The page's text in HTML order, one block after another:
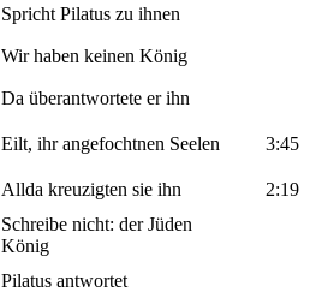
Spricht Pilatus zu ihnen
Wir haben keinen König
Da überantwortete er ihn
Eilt, ihr angefochtnen Seelen 3:45
Allda kreuzigten sie ihn 2:19
Schreibe nicht: der Jüden
König
Pilatus antwortet